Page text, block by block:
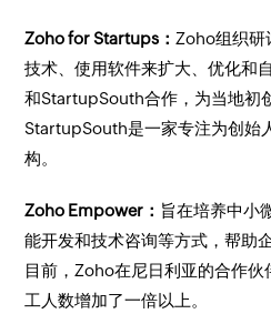
Zoho for Startups： Zoho组织研
技术、使用软件来扩大、优化和
和StartupSouth合作，为当地初
StartupSouth是一家专注为创始
构。
Zoho Empower： 旨在培养中小
能开发和技术咨询等方式，帮助
目前，Zoho在尼日利亚的合作伙
工人数增加了一倍以上。